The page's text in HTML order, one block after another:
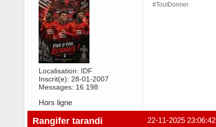
Localisation: IDF
Inscrit(e): 28-01-2007
Messages: 16 198
#ToutDonner
Hors ligne
22-11-2025 23:06:42
Rangifer tarandi